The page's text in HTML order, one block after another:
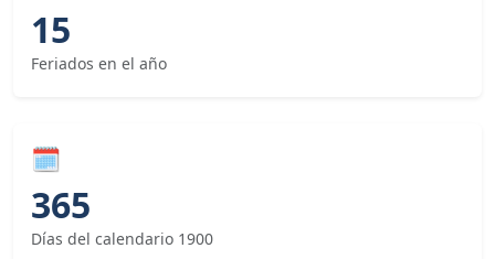
15
Feriados en el año
🗓
365
Días del calendario 1900